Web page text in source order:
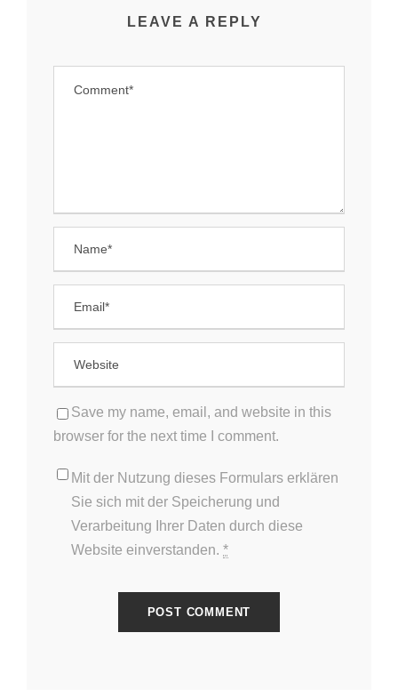
LEAVE A REPLY
Save my name, email, and website in this
browser for the next time I comment.
Mit der Nutzung dieses Formulars erklären
Sie sich mit der Speicherung und
Verarbeitung Ihrer Daten durch diese
Website einverstanden. *